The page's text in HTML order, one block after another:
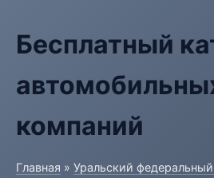
Бесплатный
компаний
Главная » Уральский